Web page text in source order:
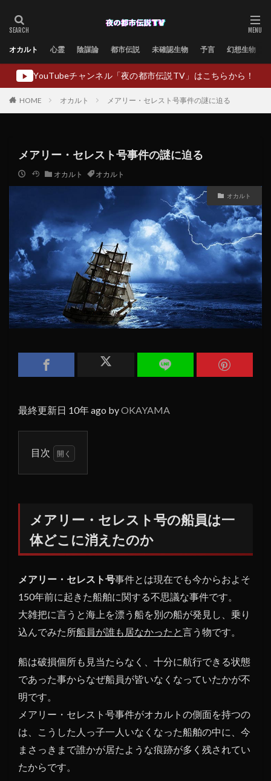
オカルト 心霊 陰謀論 都市伝説 未確認生物 予言 幻想生物
▶ YouTubeチャンネル「夜の都市伝説TV」はこちらから！
HOME オカルト メアリー・セレスト号事件の謎に迫る
メアリー・セレスト号事件の謎に迫る
オカルト オカルト
オカルト
最終更新日 10年 ago byOKAYAMA
目次
セレ
スト
号の
は一
体ど
消え
たの
1.1
メア
リ
ー・
セレ
スト
号は
元々
メアリー・セレスト号の船員は一
体どこに消えたのか
メアリー・セレスト号事件とは現在でも今からおよそ
150年前に起きた船舶に関する不思議な事件です。
大雑把に言うと海上を漂う船を別の船が発見し、乗り
込んでみた所船員が誰も居なかったと言う物です。
船は破損個所も見当たらなく、十分に航行できる状態
であった事からなぜ船員が皆いなくなっていたかが不
明です。
メアリー・セレスト号事件がオカルトの側面を持つの
は、こうした人っ子一人いなくなった船舶の中に、今
まさっきまで誰かが居たような痕跡が多く残されてい
たからです。